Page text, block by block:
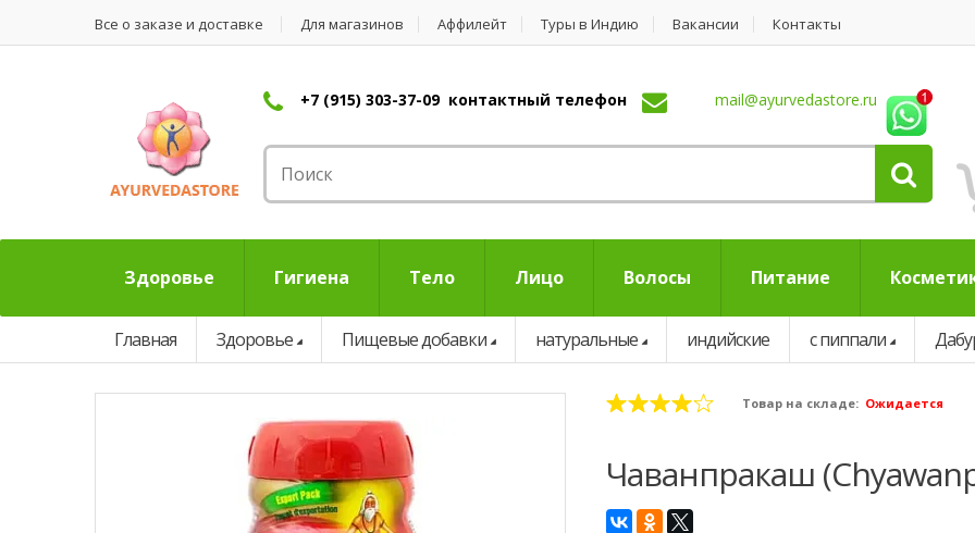
Все о заказе и доставке Для магазинов Аффилейт Туры в Индию Вакансии Контакты
+7 (915) 303-37-09 контактный телефон mail@ayurvedastore.ru
Здоровье Гигиена Тело Лицо Волосы Питание
Главная Здоровье Пищевые добавки натуральные индийские с пиппали
Товар на складе: Ожидается
Чаванпракаш